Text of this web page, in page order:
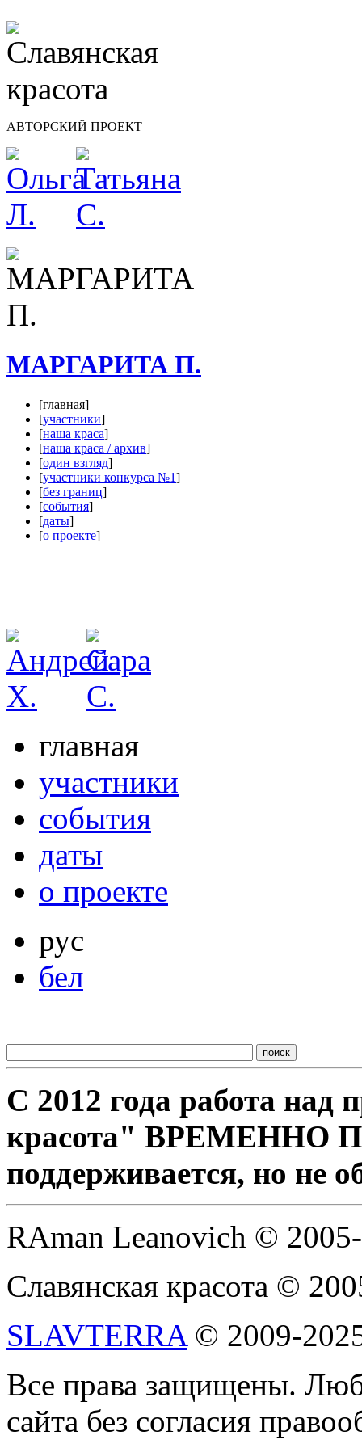
АВТОРСКИЙ ПРОЕКТ
МАРГАРИТА П.
[главная]
[участники]
[наша краса]
[наша краса / архив]
[один взгляд]
[участники конкурса №1]
[без границ]
[события]
[даты]
[о проекте]
главная
участники
события
даты
о проекте
рус
бел
С 2012 года работа над
красота" ВРЕМЕННО
поддерживается, но не
RAman Leanovich ©
Славянская красота ©
SLAVTERRA© 2009-
Все права защищены.
сайта без согласия